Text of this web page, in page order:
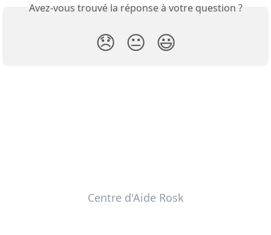
Avez-vous trouvé la réponse à votre question ?
😞 😐 😃
Centre d'Aide Rosk